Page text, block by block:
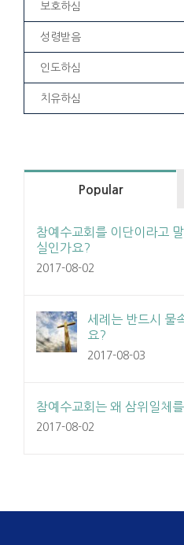
보호하심
성령받음
인도하심
치유하심
Popular
참예수교회를 이단이라고
실인가요?
2017-08-02
세례는 반드시 물
요?
2017-08-03
참예수교회는 왜 삼위일체
2017-08-02